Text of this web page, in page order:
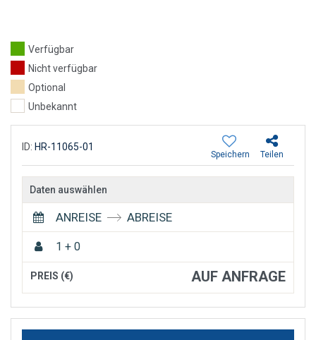
Verfügbar
Nicht verfügbar
Optional
Unbekannt
ID: HR-11065-01
Teilen
Speichern
Daten auswählen
ANREISE ABREISE
1 + 0
PREIS (€) AUF ANFRAGE